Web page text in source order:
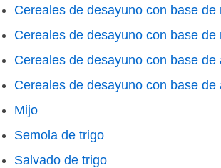
Cereales de desayuno con base
Cereales de desayuno con base de
Cereales de desayuno con base de
Cereales de desayuno con base de
Mijo
Semola de trigo
Salvado de trigo